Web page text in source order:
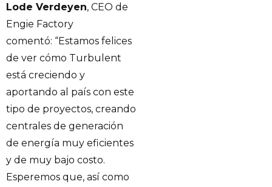
Lode Verdeyen, CEO de
Engie Factory
comentó: “Estamos felices
de ver cómo Turbulent
está creciendo y
aportando al país con este
tipo de proyectos, creando
centrales de generación
de energía muy eficientes
y de muy bajo costo.
Esperemos que, así como